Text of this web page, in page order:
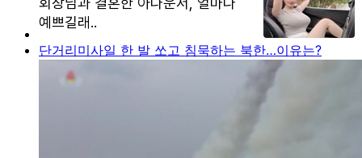
단거리미사일 한 발 쏘고 침묵하는 북한…이유는?